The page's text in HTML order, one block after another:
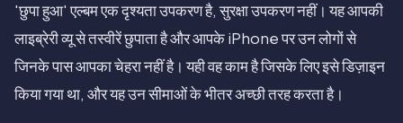
'छुपा हुआ' एल्बम एक दृश्यता उपकरण है, सुरक्षा उपकरण नहीं। यह आपकी
लाइब्रेरी व्यू से तस्वीरें छुपाता है और आपके iPhone पर उन लोगों से
जिनके पास आपका चेहरा नहीं है। यही वह काम है जिसके लिए इसे डिज़ाइन
किया गया था, और यह उन सीमाओं के भीतर अच्छी तरह करता है।